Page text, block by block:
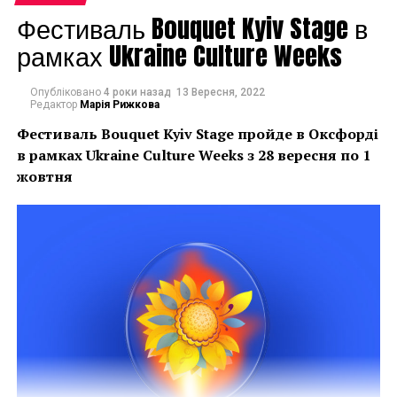
Фестиваль Bouquet Kyiv Stage в
рамках Ukraine Culture Weeks
Опубліковано 4 роки назад 13 Вересня, 2022
Редактор Марія Рижкова
Фестиваль Bouquet Kyiv Stage пройде в Оксфорді
в рамкахUkraine Culture Weeks з 28 вересня по 1
жовтня